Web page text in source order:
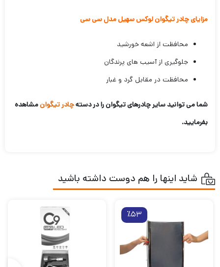
مزایای چادر تیگوان لوکس سهیل مدل سی سی
محافظت از اشعه خورشید
جلوگیری از آسیب های پرندگان
محافظت در مقابل گرد و غبار
شما می توانید سایر چادرهای تیگوان را در دستهچادر تیگوانمشاهده
بفرمایید.
شاید اینها را هم دوست داشته باشید
٪53